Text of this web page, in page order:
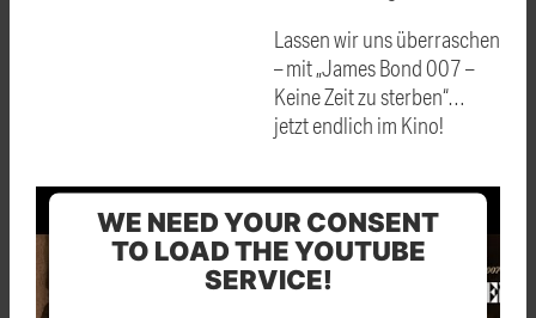
Lassen wir uns überraschen
– mit „James Bond 007 –
Keine Zeit zu sterben“…
jetzt endlich im Kino!
WE NEED YOUR CONSENT
TO LOAD THE YOUTUBE
SERVICE!